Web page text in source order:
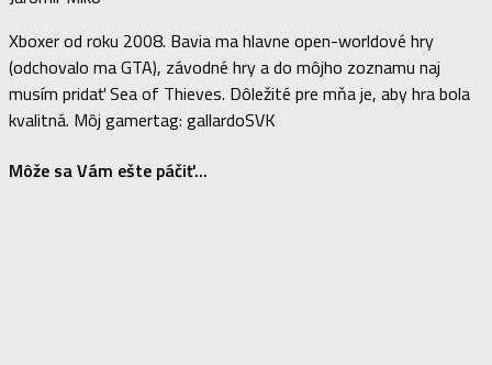
Grafika
Štítky: Forza Horizon Forza Horizon 5
Xboxer od roku 2008. Bavia ma hlavne open-worldové hry